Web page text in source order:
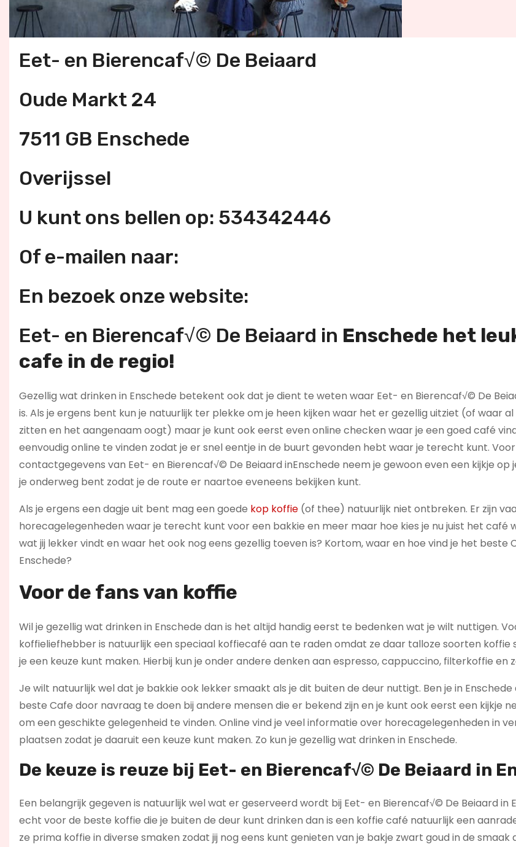
Eet- en Bierencaf√© De Beiaard
Oude Markt 24
7511 GB Enschede
Overijssel
U kunt ons bellen op: 534342446
Of e-mailen naar:
En bezoek onze website:
Eet- en Bierencaf√© De Beiaard in Enschede het
cafe in de regio!
Gezellig wat drinken in Enschede betekent ook dat je dient te weten waar Eet- en Bierencaf√© De
is. Als je ergens bent kun je natuurlijk ter plekke om je heen kijken waar het er gezellig uitziet (of waar
zitten en het aangenaam oogt) maar je kunt ook eerst even online checken waar je een goed café
eenvoudig online te vinden zodat je er snel eentje in de buurt gevonden hebt waar je terecht kunt.
contactgegevens van Eet- en Bierencaf√© De Beiaard inEnschede neem je gewoon even een kijkje op
je onderweg bent zodat je de route er naartoe eveneens bekijken kunt.
Als je ergens een dagje uit bent mag een goede kop koffie (of thee) natuurlijk niet ontbreken. Er zijn
horecagelegenheden waar je terecht kunt voor een bakkie en meer maar hoe kies je nu juist het café
wat jij lekker vindt en waar het ook nog eens gezellig toeven is? Kortom, waar en hoe vind je het beste
Enschede?
Voor de fans van koffie
Wil je gezellig wat drinken in Enschede dan is het altijd handig eerst te bedenken wat je wilt nuttigen.
koffieliefhebber is natuurlijk een speciaal koffiecafé aan te raden omdat ze daar talloze soorten koffie
je een keuze kunt maken. Hierbij kun je onder andere denken aan espresso, cappuccino, filterkoffie en
Je wilt natuurlijk wel dat je bakkie ook lekker smaakt als je dit buiten de deur nuttigt. Ben je in Enschede
beste Cafe door navraag te doen bij andere mensen die er bekend zijn en je kunt ook eerst een kijkje
om een geschikte gelegenheid te vinden. Online vind je veel informatie over horecagelegenheden in
plaatsen zodat je daaruit een keuze kunt maken. Zo kun je gezellig wat drinken in Enschede.
De keuze is reuze bij Eet- en Bierencaf√© De Beiaard in
Een belangrijk gegeven is natuurlijk wel wat er geserveerd wordt bij Eet- en Bierencaf√© De Beiaard in
echt voor de beste koffie die je buiten de deur kunt drinken dan is een koffie café natuurlijk een
ze prima koffie in diverse smaken zodat jij nog eens kunt genieten van je bakje zwart goud in de smaak